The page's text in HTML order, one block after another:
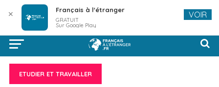
ETUDIER ET TRAVAILLER
✕ Français à l'étranger
GRATUIT
Sur Google Play
VOIR